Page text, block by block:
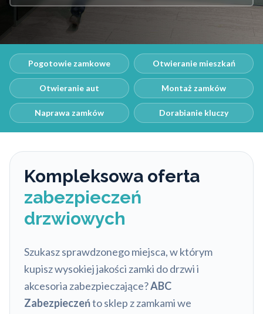
Pogotowie zamkowe Otwieranie mieszkań
Otwieranie aut Montaż zamków
Naprawa zamków Dorabianie kluczy
Kompleksowa oferta
zabezpieczeń
drzwiowych
Szukasz sprawdzonego miejsca, w którym
kupisz wysokiej jakości zamki do drzwi i
akcesoria zabezpieczające?ABC
Zabezpieczeńto sklep z zamkami we